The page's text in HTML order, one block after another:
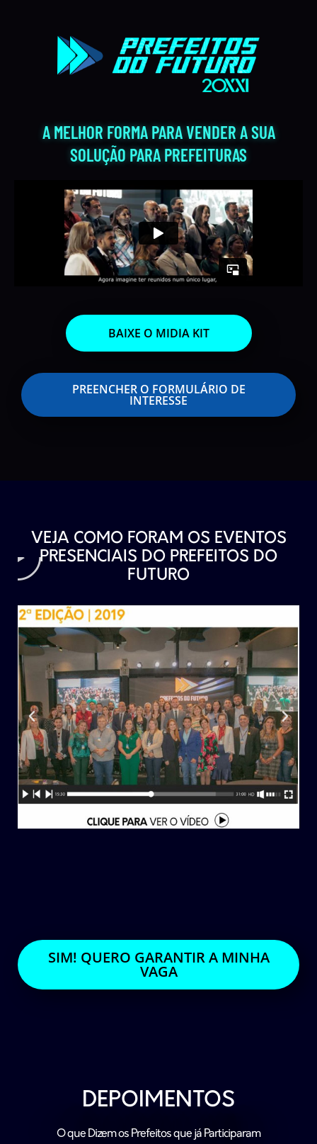
A MELHOR FORMA PARA VENDER A SUA
SOLUÇÃO PARA PREFEITURAS
BAIXE O MIDIA KIT
PREENCHER O FORMULÁRIO DE
INTERESSE
VEJA COMO FORAM OS EVENTOS
PRESENCIAIS DO PREFEITOS DO
FUTURO
SIM! QUERO GARANTIR A MINHA
VAGA
DEPOIMENTOS
O que Dizem os Prefeitos que já Participaram